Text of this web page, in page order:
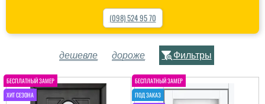
(098) 524 95 70
дешевле дороже Фильтры